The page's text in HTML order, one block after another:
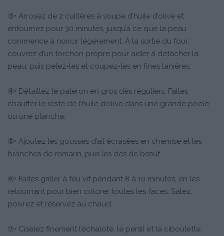
③• Arrosez de 2 cuillères à soupe d’huile d’olive et
enfournez pour 30 minutes, jusqu’à ce que la peau
commence à noircir légèrement. À la sortie du four,
couvrez d’un torchon propre pour aider à détacher la
peau, puis pelez-les et coupez-les en fines lanières.
④• Détaillez le paleron en gros dés réguliers. Faites
chauffer le reste de l’huile d’olive dans une grande poêle
ou une plancha.
⑤• Ajoutez les gousses d’ail écrasées en chemise et les
branches de romarin, puis les dés de bœuf.
⑥• Faites griller à feu vif pendant 8 à 10 minutes, en les
retournant pour bien colorer toutes les faces. Salez,
poivrez et réservez au chaud.
⑦• Ciselez finement l’échalote, le persil et la ciboulette.